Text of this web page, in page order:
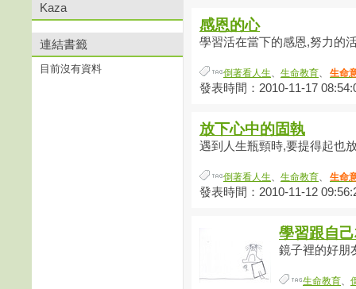
感恩的心
學習活在當下的感恩,努力的
倒著看人生、 生命教育、 生命
發表時間：2010-11-17
放下心中的固執
遇到人生瓶頸時,要提得起也
倒著看人生、 生命教育、 生命
發表時間：2010-11-12
學習跟自
鏡子裡的好朋
生命教育、
Kaza
連結書籤
目前沒有資料